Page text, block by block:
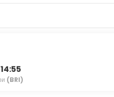
14:55
(BRI)